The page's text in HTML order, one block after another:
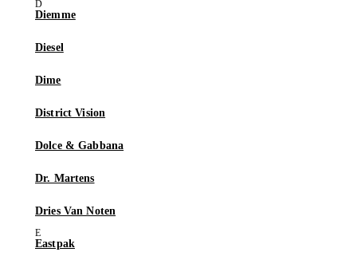
Diemme
Diesel
Dime
District Vision
Dolce & Gabbana
Dr. Martens
Dries Van Noten
Eastpak